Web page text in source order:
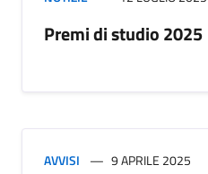
Premi di studio 2025
AVVISI 9 APRILE 2025